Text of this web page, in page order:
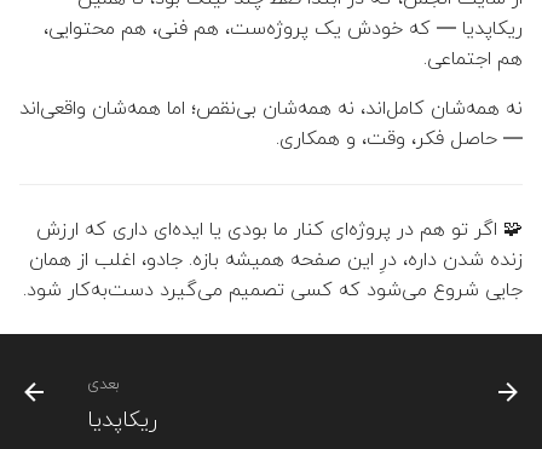
ت
ا
ی
پ
ن
ی
👤 مریم خاتمی بیدگلی
👤 نجمه حسینی منجزی
👤 ندا اسماعیلی
👤 نوشین موحدیان عطار
تورنومنت شطرنج-نبرد
استراتژی‌ها
از دل ماجرا
مسابقه کف دانشکده
جشنواره داخلی حرکت
رویداد خیام نیشابوری
مسابقه ریاضی
ریکاپدیا — که خودش یک پروژه‌ست، هم فنی، هم محتوایی،
هم اجتماعی.
نه همه‌شان کامل‌اند، نه همه‌شان بی‌نقص؛ اما همه‌شان واقعی‌اند
— حاصل فکر، وقت، و همکاری.
🧩 اگر تو هم در پروژه‌ای کنار ما بودی یا ایده‌ای داری که ارزش
زنده شدن داره، درِ این صفحه همیشه بازه. جادو، اغلب از همان
جایی شروع می‌شود که کسی تصمیم می‌گیرد دست‌به‌کار شود.
بعدی
ریکاپدیا